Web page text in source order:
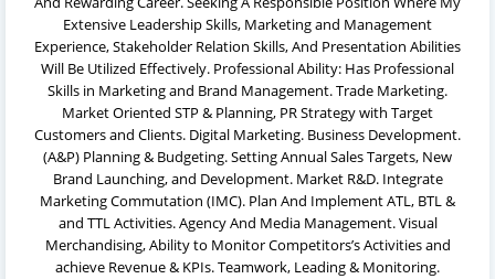
Extensive Leadership Skills, Marketing and Management
Experience, Stakeholder Relation Skills, And Presentation Abilities
Will Be Utilized Effectively. Professional Ability: Has Professional
Skills in Marketing and Brand Management. Trade Marketing.
Market Oriented STP & Planning, PR Strategy with Target
Customers and Clients. Digital Marketing. Business Development.
(A&P) Planning & Budgeting. Setting Annual Sales Targets, New
Brand Launching, and Development. Market R&D. Integrate
Marketing Commutation (IMC). Plan And Implement ATL, BTL &
and TTL Activities. Agency And Media Management. Visual
Merchandising, Ability to Monitor Competitors’s Activities and
achieve Revenue & KPIs. Teamwork, Leading & Monitoring.